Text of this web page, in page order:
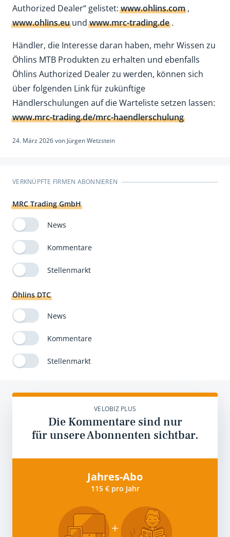
Authorized Dealer“ gelistet:www.ohlins.com,
www.ohlins.euundwww.mrc-trading.de.
Händler, die Interesse daran haben, mehr Wissen zu
Öhlins MTB Produkten zu erhalten und ebenfalls
Öhlins Authorized Dealer zu werden, können sich
über folgenden Link für zukünftige
Händlerschulungen auf die Warteliste setzen lassen:
www.mrc-trading.de/mrc-haendlerschulung
24. März 2026von Jürgen Wetzstein
VERKNÜPFTE FIRMEN ABONNIEREN
MRC Trading GmbH
News
Kommentare
Stellenmarkt
Öhlins DTC
News
Kommentare
Stellenmarkt
VELOBIZ PLUS
Die Kommentare sind nur
für unsere Abonnenten sichtbar.
Jahres-Abo
115 € pro Jahr